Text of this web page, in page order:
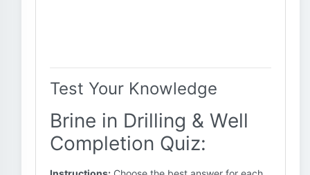
Test Your Knowledge
Brine in Drilling & Well
Completion Quiz: